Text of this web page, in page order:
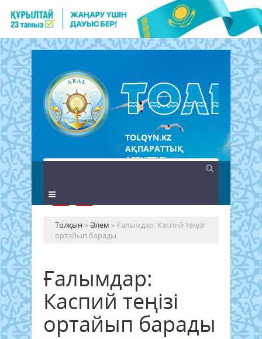
TOLQYN.KZ
АҚПАРАТТЫҚ
АГЕНТТІГІ
Толқын »Әлем » Ғалымдар: Каспий теңізі
ортайып барады
Ғалымдар:
Каспий теңізі
ортайып барады